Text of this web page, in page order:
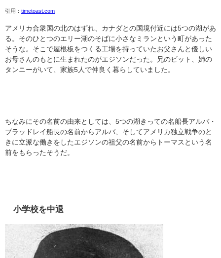
引用： timetoast.com
アメリカ合衆国の北のはずれ、カナダとの国境付近には5つの湖があ
る。そのひとつのエリー湖のそばに小さなミランという町があった
そうな。そこで屋根板をつくる工場を持っていたお父さんと優しい
お母さんのもとに生まれたのがエジソンだった。兄のビット、姉の
タンニーがいて、家族5人で仲良く暮らしていました。
ちなみにその名前の由来としては、5つの湖きっての名船長アルバ・
ブラッドレイ船長の名前からアルバ、そしてアメリカ独立戦争のと
きに立派な働きをしたエジソンの祖父の名前からトーマスという名
前をもらったそうだ。
小学校を中退